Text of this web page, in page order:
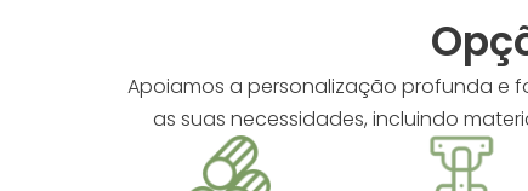
Apoiamos a personalização profunda e
as suas necessidades, incluindo